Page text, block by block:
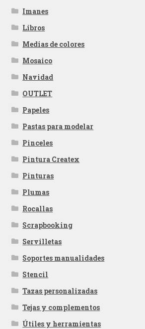
Imanes
Libros
Medias de colores
Mosaico
Navidad
OUTLET
Papeles
Pastas para modelar
Pinceles
Pintura Createx
Pinturas
Plumas
Rocallas
Scrapbooking
Servilletas
Soportes manualidades
Stencil
Tazas personalizadas
Tejas y complementos
Útiles y herramientas